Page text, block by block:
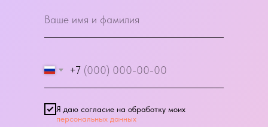
+7
Я даю согласие на обработку моих
персональных данных